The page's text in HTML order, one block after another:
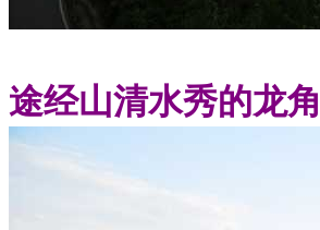
途经山清水秀的龙